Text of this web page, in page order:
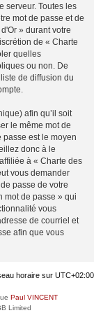
serveur. Toutes les
mot de passe et de
» durant votre
de « Charte
quelles
ou non. De
de diffusion du
afin qu’il soit
le même mot de
passe est le moyen
donc à le
à « Charte des
vous demander
passe de votre
mot de passe » qui
vous
de courriel et
afin que vous
horaire sur UTC+02:00
Paul VINCENT
Limited